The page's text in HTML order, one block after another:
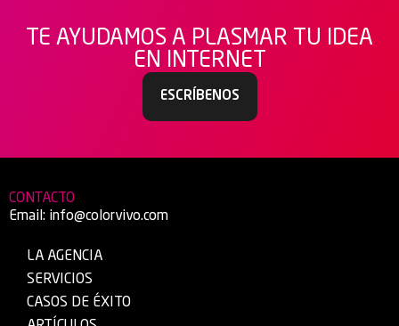
TE AYUDAMOS A PLASMAR TU IDEA
EN INTERNET
ESCRÍBENOS
CONTACTO
Email: info@colorvivo.com
LA AGENCIA
SERVICIOS
CASOS DE ÉXITO